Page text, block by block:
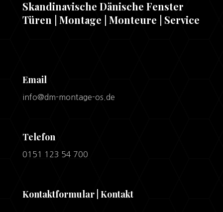
Skandinavische Dänische Fenster
Türen | Montage | Monteure | Service
Email
info@dm-montage-os.de
Telefon
0151 123 54 700
Kontaktformular | Kontakt